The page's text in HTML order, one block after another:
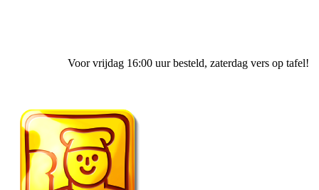
Voor vrijdag 16:00 uur besteld, zaterdag vers op tafel!